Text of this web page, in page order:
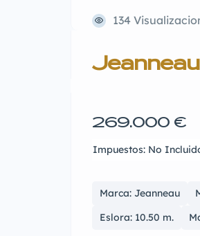
134
269.000 €
Impuestos: No
Marca: Jeanneau
Eslora: 10.50 m.